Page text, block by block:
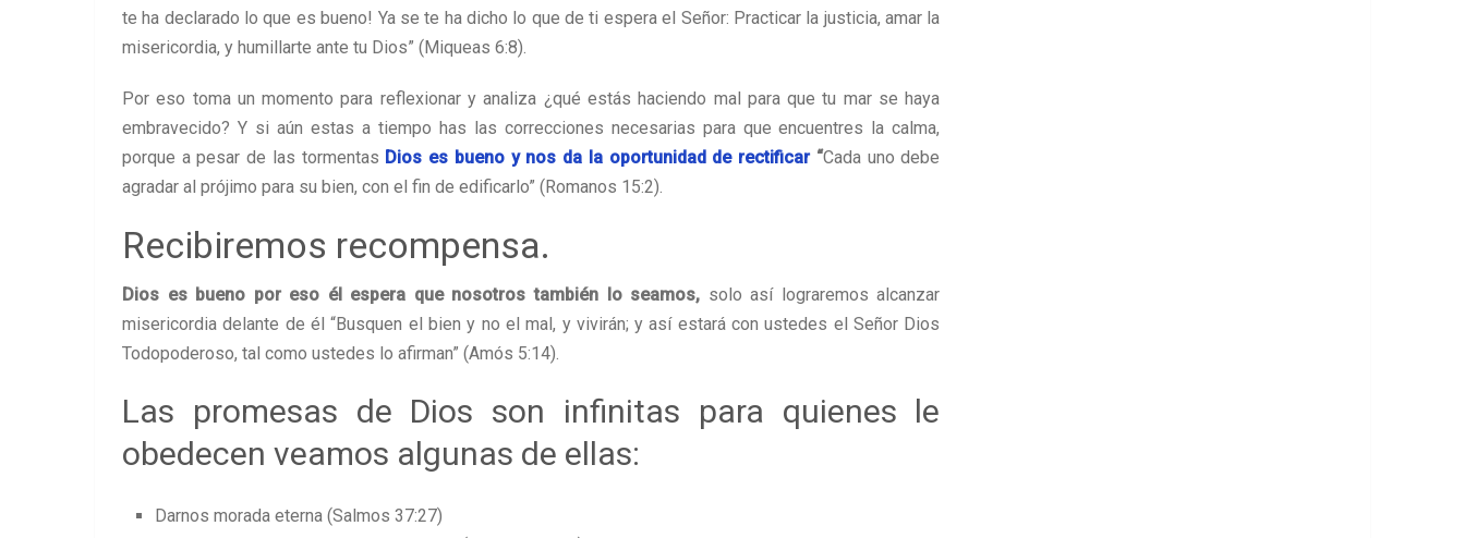
te ha declarado lo que es bueno! Ya se te ha dicho lo que de ti espera el Señor: Practicar la justicia, amar la
misericordia, y humillarte ante tu Dios” (Miqueas 6:8).
Por eso toma un momento para reflexionar y analiza ¿qué estás haciendo mal para que tu mar se haya
embravecido? Y si aún estas a tiempo has las correcciones necesarias para que encuentres la calma,
porque a pesar de las tormentas Dios es bueno y nos da la oportunidad de rectificar“Cada uno debe
agradar al prójimo para su bien, con el fin de edificarlo” (Romanos 15:2).
Recibiremos recompensa.
Dios es bueno por eso él espera que nosotros también lo seamos, solo así lograremos alcanzar
misericordia delante de él “Busquen el bien y no el mal, y vivirán; y así estará con ustedes el Señor Dios
Todopoderoso, tal como ustedes lo afirman” (Amós 5:14).
Las promesas de Dios son infinitas para quienes le
obedecen veamos algunas de ellas:
Darnos morada eterna (Salmos 37:27)